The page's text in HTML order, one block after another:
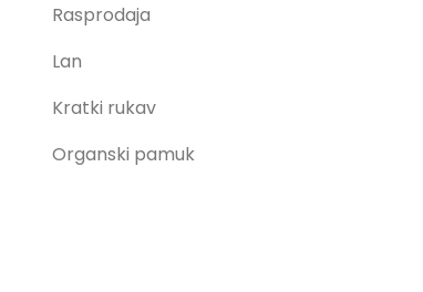
Rasprodaja
Lan
Kratki rukav
Organski pamuk